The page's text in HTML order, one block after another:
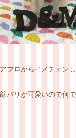
アフロからイメチェン
顔バリが可愛いので何